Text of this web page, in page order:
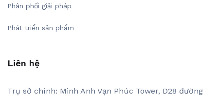
Phân phối giải pháp
Phát triển sản phẩm
Liên hệ
Trụ sở chính: Minh Anh Vạn Phúc Tower, D28 đường